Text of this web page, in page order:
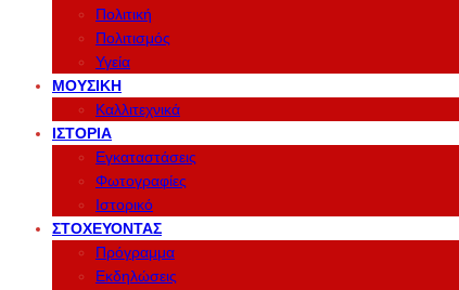
Πολιτική
Πολιτισμός
Υγεία
ΜΟΥΣΙΚΉ
Καλλιτεχνικά
ΙΣΤΟΡΊΑ
Εγκαταστάσεις
Φωτογραφίες
Ιστορικό
ΣΤΟΧΕΎΟΝΤΑΣ
Πρόγραμμα
Εκδηλώσεις